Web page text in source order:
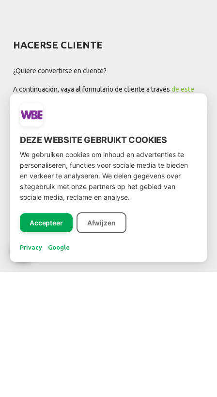
HACERSE CLIENTE
¿Quiere convertirse en cliente?
A continuación, vaya al formulario de cliente a travésde este
BOLETÍN DE NOTICIAS
DEZE WEBSITE GEBRUIKT COOKIES
We gebruiken cookies om inhoud en advertenties te
personaliseren, functies voor sociale media te bieden
en verkeer te analyseren. We delen gegevens over
sitegebruik met onze partners op het gebied van
sociale media, reclame en analyse.
Accepteer Afwijzen
Privacy Google